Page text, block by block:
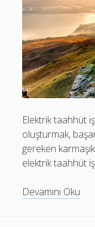
Elektrik taahhüt
oluşturmak,
gereken
elektrik taahhüt
Devamını Oku